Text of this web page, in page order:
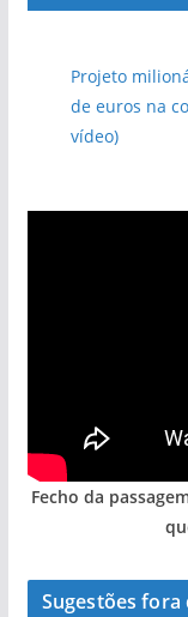
Projeto
de euros na
vídeo)
Fecho da
Sugestões fora